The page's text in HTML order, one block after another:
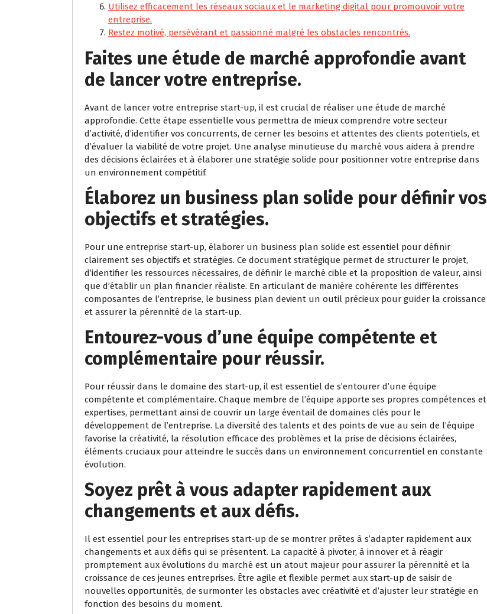
Utilisez efficacement les réseaux sociaux et le marketing digital pour promouvoir votre
entreprise.
Restez motivé, persévérant et passionné malgré les obstacles rencontrés.
Faites une étude de marché approfondie avant
de lancer votre entreprise.
Avant de lancer votre entreprise start-up, il est crucial de réaliser une étude de marché
approfondie. Cette étape essentielle vous permettra de mieux comprendre votre secteur
d’activité, d’identifier vos concurrents, de cerner les besoins et attentes des clients potentiels, et
d’évaluer la viabilité de votre projet. Une analyse minutieuse du marché vous aidera à prendre
des décisions éclairées et à élaborer une stratégie solide pour positionner votre entreprise dans
un environnement compétitif.
Élaborez un business plan solide pour définir vos
objectifs et stratégies.
Pour une entreprise start-up, élaborer un business plan solide est essentiel pour définir
clairement ses objectifs et stratégies. Ce document stratégique permet de structurer le projet,
d’identifier les ressources nécessaires, de définir le marché cible et la proposition de valeur, ainsi
que d’établir un plan financier réaliste. En articulant de manière cohérente les différentes
composantes de l’entreprise, le business plan devient un outil précieux pour guider la croissance
et assurer la pérennité de la start-up.
Entourez-vous d’une équipe compétente et
complémentaire pour réussir.
Pour réussir dans le domaine des start-up, il est essentiel de s’entourer d’une équipe
compétente et complémentaire. Chaque membre de l’équipe apporte ses propres compétences et
expertises, permettant ainsi de couvrir un large éventail de domaines clés pour le
développement de l’entreprise. La diversité des talents et des points de vue au sein de l’équipe
favorise la créativité, la résolution efficace des problèmes et la prise de décisions éclairées,
éléments cruciaux pour atteindre le succès dans un environnement concurrentiel en constante
évolution.
Soyez prêt à vous adapter rapidement aux
changements et aux défis.
Il est essentiel pour les entreprises start-up de se montrer prêtes à s’adapter rapidement aux
changements et aux défis qui se présentent. La capacité à pivoter, à innover et à réagir
promptement aux évolutions du marché est un atout majeur pour assurer la pérennité et la
croissance de ces jeunes entreprises. Être agile et flexible permet aux start-up de saisir de
nouvelles opportunités, de surmonter les obstacles avec créativité et d’ajuster leur stratégie en
fonction des besoins du moment.